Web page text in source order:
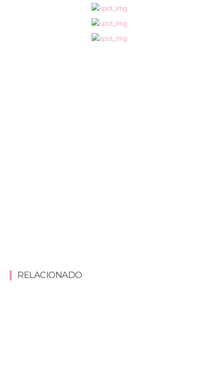
RELACIONADO